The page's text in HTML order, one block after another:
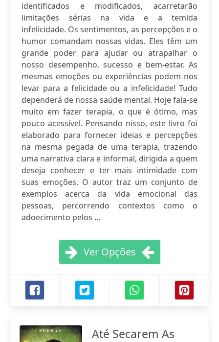
identificados e modificados, acarretarão
limitações sérias na vida e a temida
infelicidade. Os sentimentos, as percepções e o
humor comandam nossas vidas. Eles têm um
grande poder para ajudar ou atrapalhar o
nosso desempenho, sucesso e bem-estar. As
mesmas emoções ou experiências podem nos
levar para a felicidade ou a infelicidade! Tudo
dependerá de nossa saúde mental. Hoje fala-se
muito em fazer terapia, o que é ótimo, mas
pouco acessível. Pensando nisso, este livro foi
elaborado para fornecer ideias e percepções
na mesma pegada de uma terapia, trazendo
uma narrativa clara e informal, dirigida a quem
deseja conhecer e ter mais intimidade com
suas emoções. O autor traz um conjunto de
exemplos acerca da vida emocional das
pessoas, percorrendo contextos como o
adoecimento pelos ...
Ver Opções
Até Secarem As